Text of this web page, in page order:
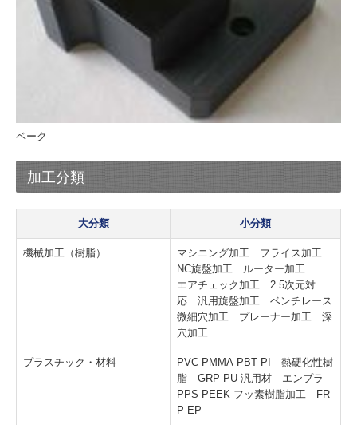
ベーク
加工分類
大分類 小分類
機械加工（樹脂）
マシニング加工 フライス加工
NC旋盤加工 ルーター加工
エアチェック加工 2.5次元対
応 汎用旋盤加工 ベンチレース
微細穴加工 プレーナー加工 深
穴加工
プラスチック・材料
PVC PMMA PBT PI 熱硬化性樹
脂 GRP PU 汎用材 エンプラ
PPS PEEK フッ素樹脂加工 FR
P EP